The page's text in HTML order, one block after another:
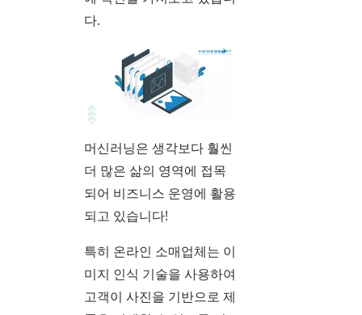
다.
머신러닝은 생각보다 훨씬
더 많은 삶의 영역에 접목
되어 비즈니스 운영에 활용
되고 있습니다!
특히 온라인 소매업체는 이
미지 인식 기술을 사용하여
고객이 사진을 기반으로 제